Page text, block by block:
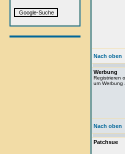
Nach oben
Werbung
Registrieren
um Werbung
Nach oben
Patchsue